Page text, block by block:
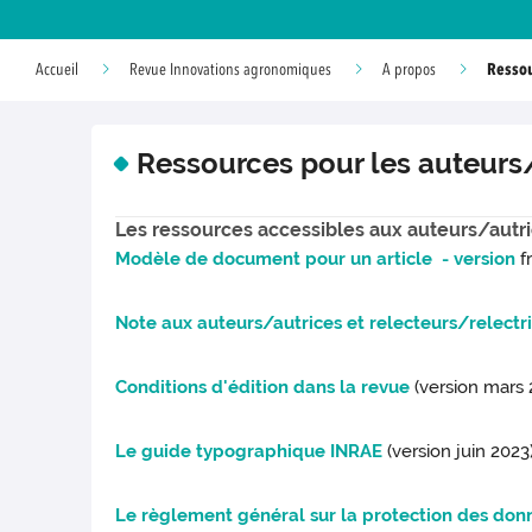
Accueil Revue Innovations agronomiques A propos
Ressources pour les
Les ressources accessibles aux auteurs/
Modèle de document pour un article - version
Note aux auteurs/autrices et relecteurs/
Conditions d'édition dans la revue (version mars
Le guide typographique INRAE (version juin
Le règlement général sur la protection des